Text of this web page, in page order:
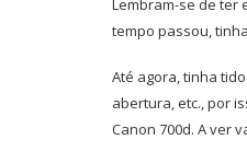
Lembram-se de ter
tempo passou,
Até agora, tinha
abertura, etc., por
Canon 700d. A ver